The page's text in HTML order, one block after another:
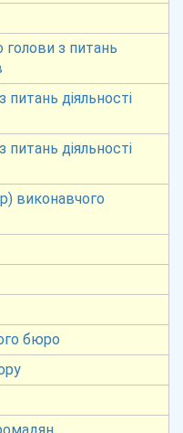
з питань
діяльності
діяльності
виконавчого
бюро